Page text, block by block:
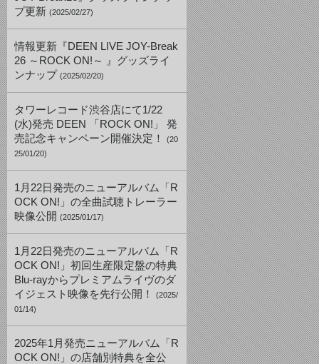
プ更新 (2025/02/27)
情報更新『DEEN LIVE JOY-Break
26 ～ROCK ON!～ 』グッズライ
ンナップ (2025/02/20)
タワーレコード渋谷店にて1/22
(水)発売 DEEN 「ROCK ON!」 発
売記念キャンペーン開催決定！
(20
25/01/20)
1月22日発売のニューアルバム「R
OCK ON!」の全曲試聴トレーラー
映像公開 (2025/01/17)
1月22日発売のニューアルバム「R
OCK ON!」初回生産限定盤の特典
Blu-rayからプレミアムライヴのダ
イジェスト映像を先行公開！
(2025/
01/14)
2025年1月発売ニューアルバム「R
OCK ON!」の店舗別特典を全公